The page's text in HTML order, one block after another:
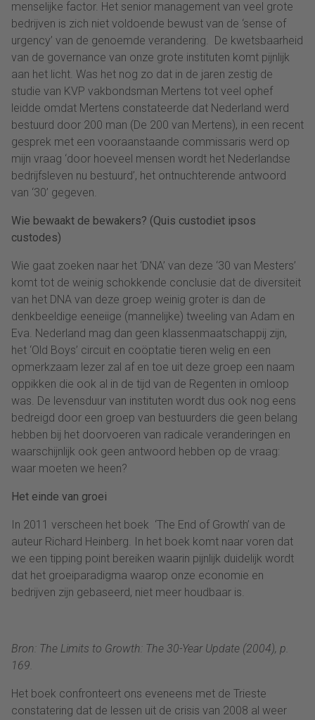
menselijke factor. Het senior management van veel grote
bedrijven is zich niet voldoende bewust van de ‘sense of
urgency’ van de genoemde verandering. De kwetsbaarheid
van de governance van onze grote instituten komt pijnlijk
aan het licht. Was het nog zo dat in de jaren zestig de
studie van KVP vakbondsman Mertens tot veel ophef
leidde omdat Mertens constateerde dat Nederland werd
bestuurd door 200 man (De 200 van Mertens), in een recent
gesprek met een vooraanstaande commissaris werd op
mijn vraag ‘door hoeveel mensen wordt het Nederlandse
bedrijfsleven nu bestuurd’, het ontnuchterende antwoord
van ‘30’ gegeven.
Wie bewaakt de bewakers? (Quis custodiet ipsos
custodes)
Wie gaat zoeken naar het ‘DNA’ van deze ‘30 van Mesters’
komt tot de weinig schokkende conclusie dat de diversiteit
van het DNA van deze groep weinig groter is dan de
denkbeeldige eeneiige (mannelijke) tweeling van Adam en
Eva. Nederland mag dan geen klassenmaatschappij zijn,
het ‘Old Boys’ circuit en coöptatie tieren welig en een
opmerkzaam lezer zal af en toe uit deze groep een naam
oppikken die ook al in de tijd van de Regenten in omloop
was. De levensduur van instituten wordt dus ook nog eens
bedreigd door een groep van bestuurders die geen belang
hebben bij het doorvoeren van radicale veranderingen en
waarschijnlijk ook geen antwoord hebben op de vraag:
waar moeten we heen?
Het einde van groei
In 2011 verscheen het boek ‘The End of Growth’ van de
auteur Richard Heinberg. In het boek komt naar voren dat
we een tipping point bereiken waarin pijnlijk duidelijk wordt
dat het groeiparadigma waarop onze economie en
bedrijven zijn gebaseerd, niet meer houdbaar is.
Bron: The Limits to Growth: The 30-Year Update (2004), p.
169.
Het boek confronteert ons eveneens met de Trieste
constatering dat de lessen uit de crisis van 2008 al weer